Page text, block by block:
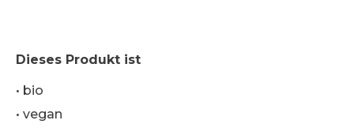
Dieses Produkt ist
• bio
• vegan